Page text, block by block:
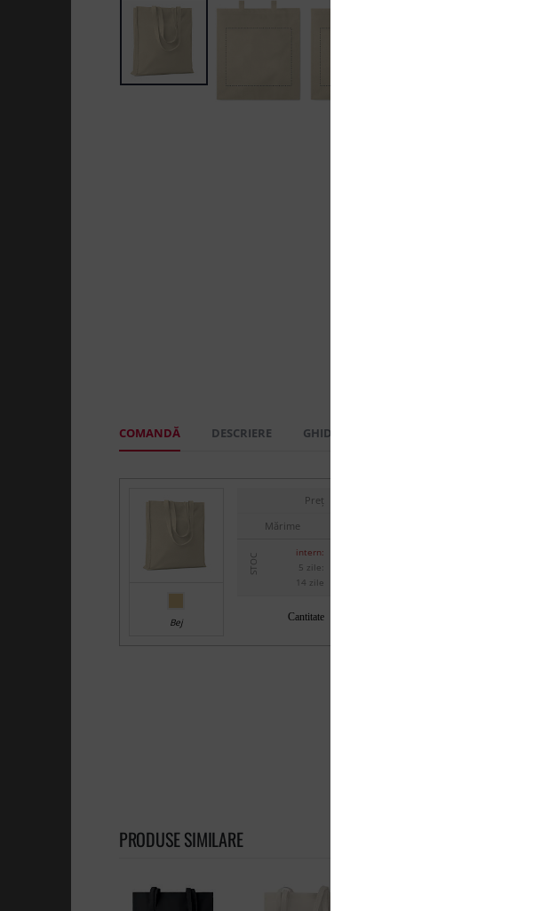
COMANDĂ DESCRIERE GHID MĂRIMI
Bej
Preț
Mărime
STOC
intern:
5 zile:
14 zile
Cantitate
PRODUSE SIMILARE